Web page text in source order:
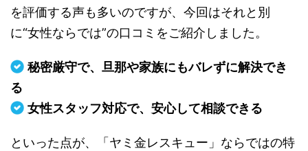
を評価する声も多いのですが、今回はそれと別
に“女性ならでは”の口コミをご紹介しました。
秘密厳守で、旦那や家族にもバレずに解決でき
る
女性スタッフ対応で、安心して相談できる
といった点が、「ヤミ金レスキュー」ならではの特